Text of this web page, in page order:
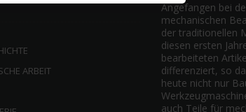
ARBEIT
Angefangen bei
mechanischen
der traditionellen
diesen ersten
bearbeiteten
differenziert, so
heute nicht nur
auch Teile für